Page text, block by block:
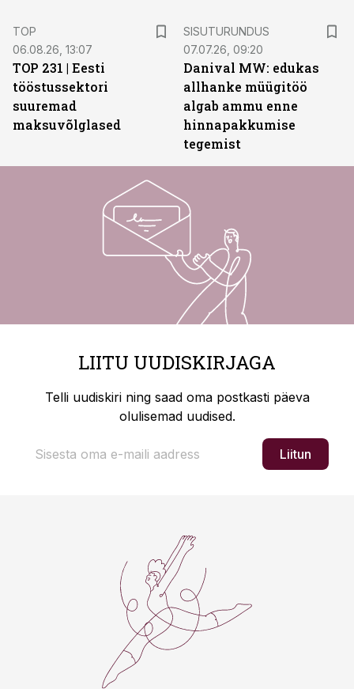
TOP
06.08.26, 13:07
TOP 231 | Eesti
tööstussektori
suuremad
maksuvõlglased
SISUTURUNDUS
07.07.26, 09:20
Danival MW: edukas
allhanke müügitöö
algab ammu enne
hinnapakkumise
tegemist
LIITU UUDISKIRJAGA
Telli uudiskiri ning saad oma postkasti päeva
olulisemad uudised.
Liitun